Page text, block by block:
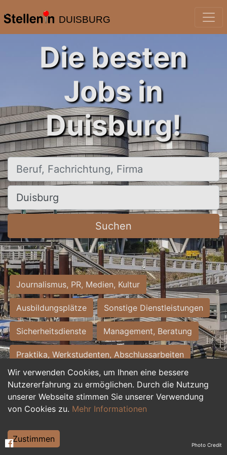
DUISBURG
Wir verwenden Cookies, um Ihnen eine bessere
Nutzererfahrung zu ermöglichen. Durch die Nutzung
unserer Webseite stimmen Sie unserer Verwendung
von Cookies zu. Mehr Informationen
Zustimmen
Die besten
Jobs in
Duisburg!
Beruf, Fachrichtung, Firma
Ort, Stadt
Suchen
Journalismus, PR, Medien, Kultur
Ausbildungsplätze Sonstige Dienstleistungen
Sicherheitsdienste Management, Beratung
Praktika, Werkstudenten, Abschlussarbeiten
Personalwesen Assistenz, Sekretariat
Hilfskräfte, Aushilfs- und Nebenjobs
Weiterbildung, Studium, duale Ausbildung Photo Credit